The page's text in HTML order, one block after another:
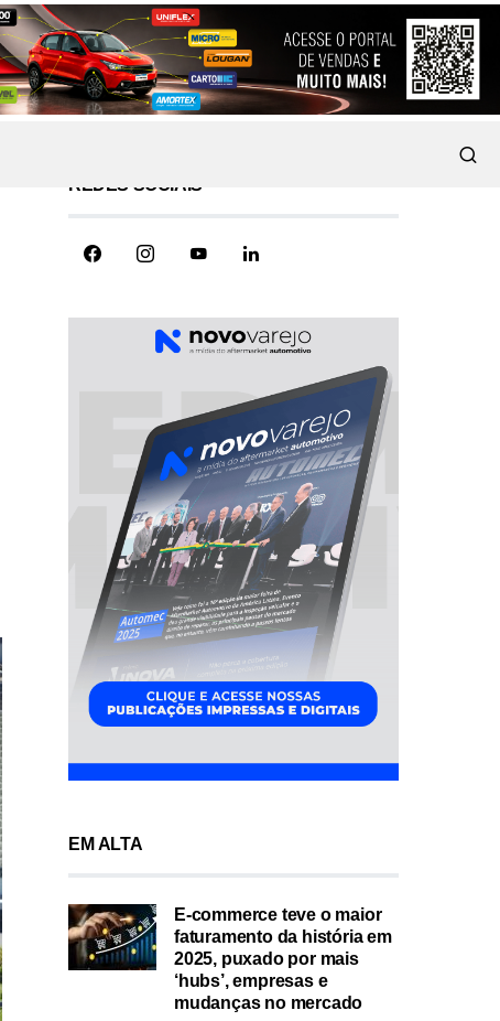
REDES SOCIAIS
EM ALTA
E-commerce teve o maior
faturamento da história em
2025, puxado por mais
‘hubs’, empresas e
mudanças no mercado